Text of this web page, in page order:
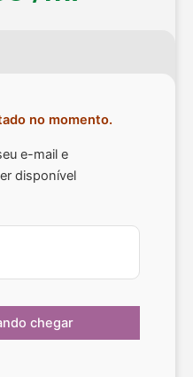
no momento.
e-mail e
disponível